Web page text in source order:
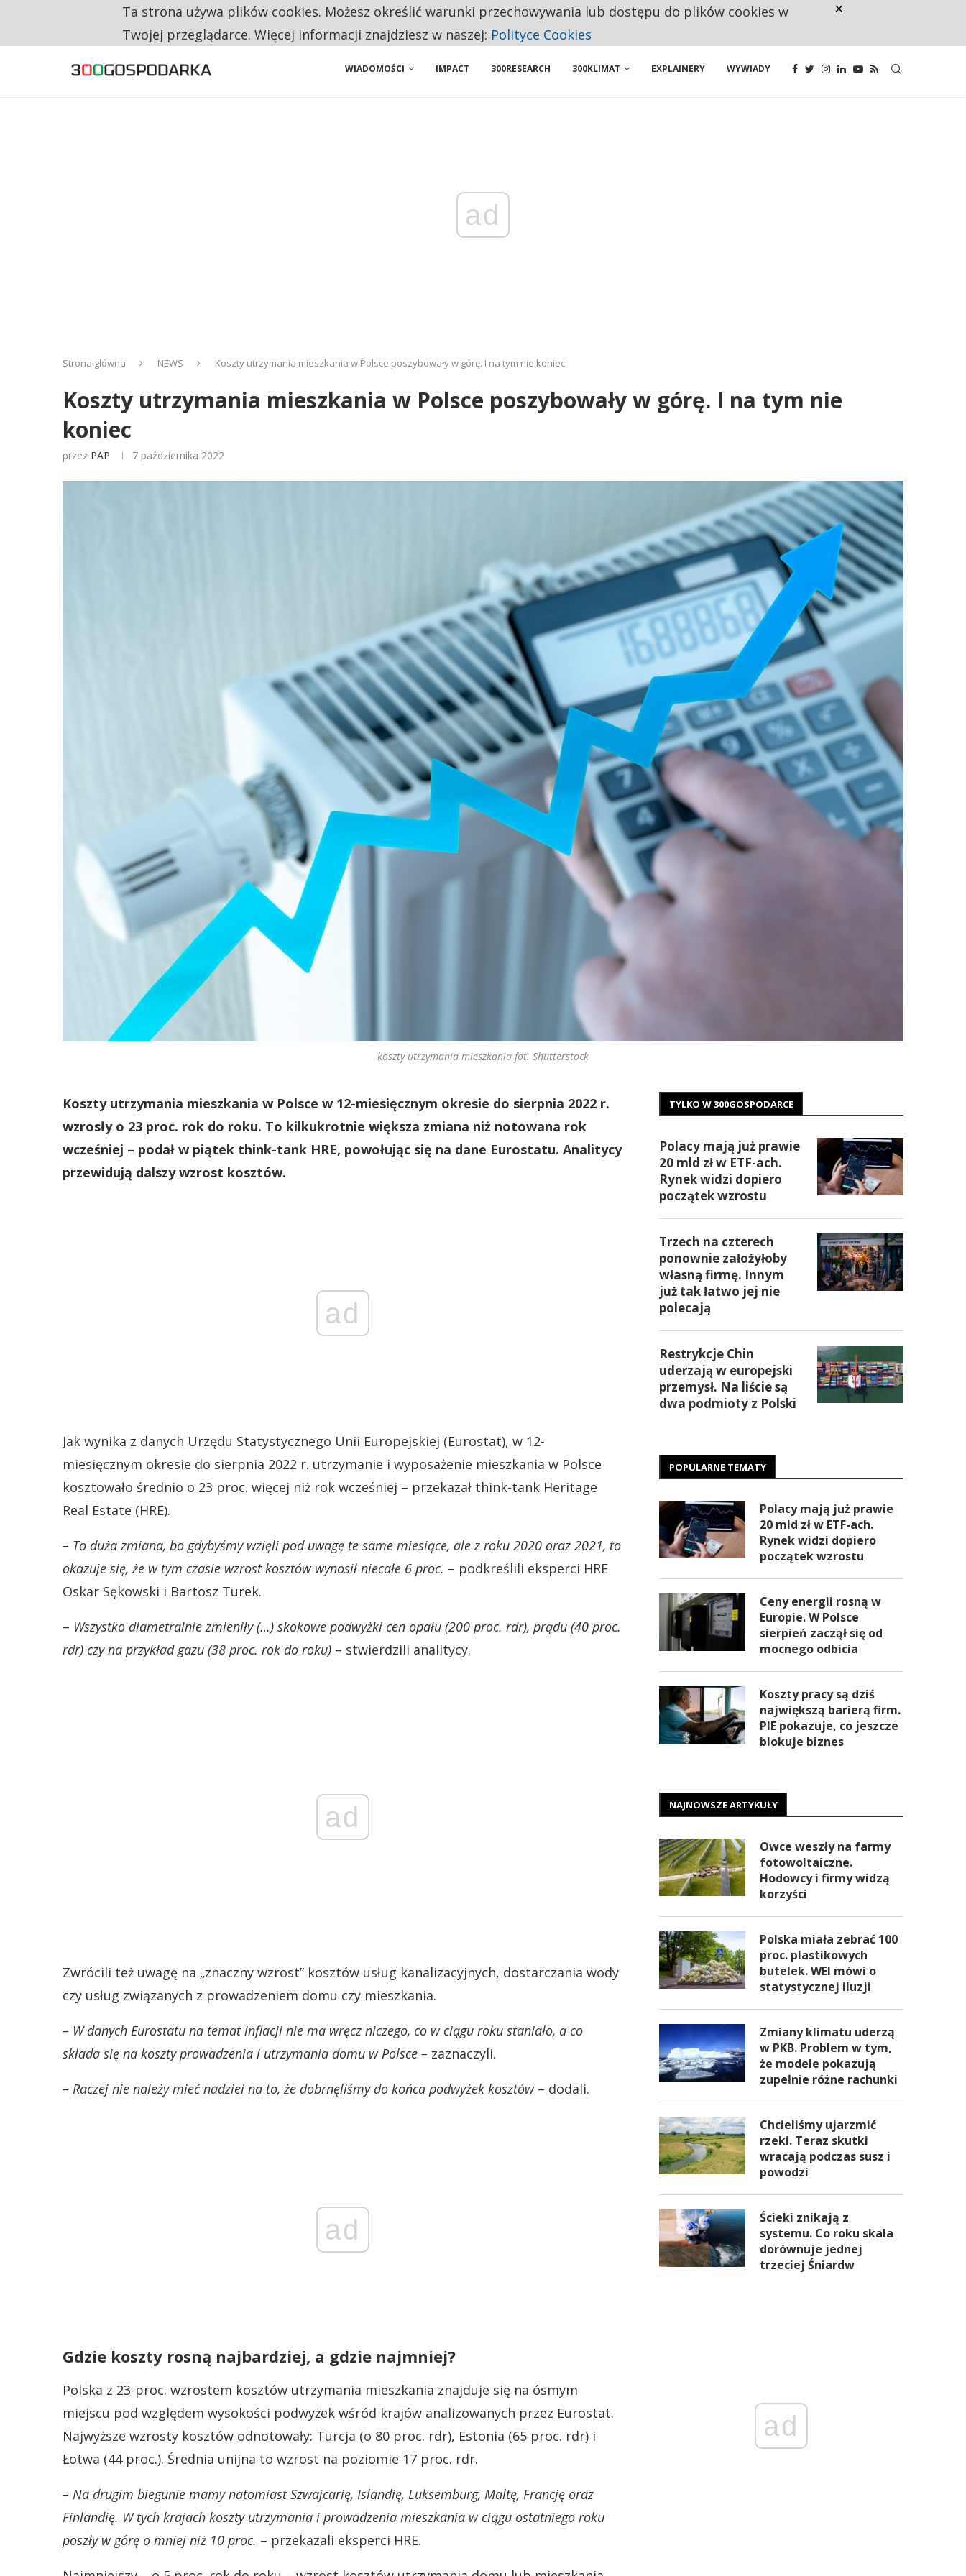
RESTRYKCJE CHIN UDERZAJĄ W EUROPEJSKI PRZEMYSŁ. NA LIŚCIE SĄ DWA PODMIOTY Z POLSKI
WIADOMOŚCI IMPACT 300RESEARCH 300KLIMAT EXPLAINERY WYWIADY
ad
Strona główna NEWS Koszty utrzymania mieszkania w Polsce poszybowały w górę. I na tym nie koniec
Koszty utrzymania mieszkania w Polsce poszybowały w górę. I na tym nie
koniec
przez PAP 7 października 2022
koszty utrzymania mieszkania fot. Shutterstock
Koszty utrzymania mieszkania w Polsce w 12-miesięcznym okresie do sierpnia 2022 r.
wzrosły o 23 proc. rok do roku. To kilkukrotnie większa zmiana niż notowana rok
wcześniej – podał w piątek think-tank HRE, powołując się na dane Eurostatu. Analitycy
przewidują dalszy wzrost kosztów.
ad
Jak wynika z danych Urzędu Statystycznego Unii Europejskiej (Eurostat), w 12-
miesięcznym okresie do sierpnia 2022 r. utrzymanie i wyposażenie mieszkania w Polsce
kosztowało średnio o 23 proc. więcej niż rok wcześniej – przekazał think-tank Heritage
Real Estate (HRE).
– To duża zmiana, bo gdybyśmy wzięli pod uwagę te same miesiące, ale z roku 2020 oraz 2021, to
okazuje się, że w tym czasie wzrost kosztów wynosił niecałe 6 proc. – podkreślili eksperci HRE
Oskar Sękowski i Bartosz Turek.
– Wszystko diametralnie zmieniły (…) skokowe podwyżki cen opału (200 proc. rdr), prądu (40 proc.
rdr) czy na przykład gazu (38 proc. rok do roku) – stwierdzili analitycy.
ad
Zwrócili też uwagę na „znaczny wzrost” kosztów usług kanalizacyjnych, dostarczania wody
czy usług związanych z prowadzeniem domu czy mieszkania.
– W danych Eurostatu na temat inflacji nie ma wręcz niczego, co w ciągu roku staniało, a co
składa się na koszty prowadzenia i utrzymania domu w Polsce – zaznaczyli.
– Raczej nie należy mieć nadziei na to, że dobrnęliśmy do końca podwyżek kosztów– dodali.
ad
Gdzie koszty rosną najbardziej, a gdzie najmniej?
Polska z 23-proc. wzrostem kosztów utrzymania mieszkania znajduje się na ósmym
miejscu pod względem wysokości podwyżek wśród krajów analizowanych przez Eurostat.
Najwyższe wzrosty kosztów odnotowały: Turcja (o 80 proc. rdr), Estonia (65 proc. rdr) i
Łotwa (44 proc.). Średnia unijna to wzrost na poziomie 17 proc. rdr.
– Na drugim biegunie mamy natomiast Szwajcarię, Islandię, Luksemburg, Maltę, Francję oraz
Finlandię. W tych krajach koszty utrzymania i prowadzenia mieszkania w ciągu ostatniego roku
poszły w górę o mniej niż 10 proc. – przekazali eksperci HRE.
TYLKO W 300GOSPODARCE
Polacy mają już prawie
20 mld zł w ETF-ach.
Rynek widzi dopiero
początek wzrostu
Trzech na czterech
ponownie założyłoby
własną firmę. Innym
już tak łatwo jej nie
polecają
Restrykcje Chin
uderzają w europejski
przemysł. Na liście są
dwa podmioty z Polski
POPULARNE TEMATY
Polacy mają już prawie
20 mld zł w ETF-ach.
Rynek widzi dopiero
początek wzrostu
Ceny energii rosną w
Europie. W Polsce
sierpień zaczął się od
mocnego odbicia
Koszty pracy są dziś
największą barierą firm.
PIE pokazuje, co jeszcze
blokuje biznes
NAJNOWSZE ARTYKUŁY
Owce weszły na farmy
fotowoltaiczne.
Hodowcy i firmy widzą
korzyści
Polska miała zebrać 100
proc. plastikowych
butelek. WEI mówi o
statystycznej iluzji
Zmiany klimatu uderzą
w PKB. Problem w tym,
że modele pokazują
zupełnie różne rachunki
Chcieliśmy ujarzmić
rzeki. Teraz skutki
wracają podczas susz i
powodzi
Ścieki znikają z
systemu. Co roku skala
dorównuje jednej
trzeciej Śniardw
ad
Ta strona używa plików cookies. Możesz określić warunki przechowywania lub dostępu do plików cookies w
Twojej przeglądarce. Więcej informacji znajdziesz w naszej: Polityce Cookies
×